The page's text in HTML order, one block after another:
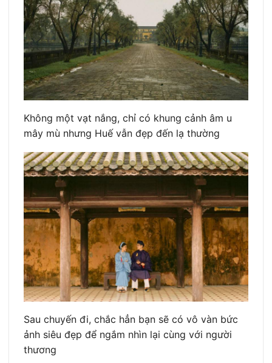
Không một vạt nắng, chỉ có khung cảnh âm u
mây mù nhưng Huế vẫn đẹp đến lạ thường
Sau chuyến đi, chắc hẳn bạn sẽ có vô vàn bức
ảnh siêu đẹp để ngắm nhìn lại cùng với người
thương